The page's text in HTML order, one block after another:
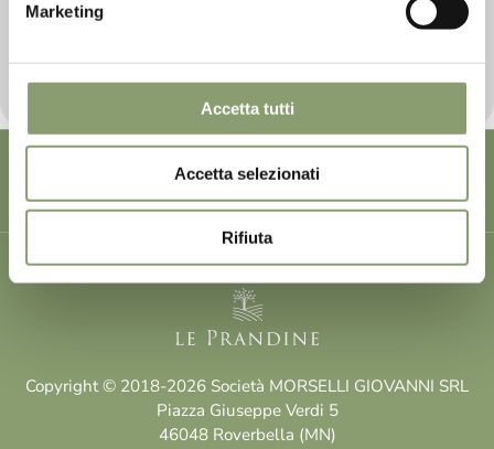
Marketing
Accetta tutti
Accetta selezionati
Rifiuta
Olio Golden Dream
Il nostro 100% italiano Golden Dream è letteralmente
un “sogno”.
Tag directory Top ricerche Sitemap
Condividi
Copyright © 2018-2026 Società MORSELLI GIOVANNI SRL
Piazza Giuseppe Verdi 5
46048 Roverbella (MN)